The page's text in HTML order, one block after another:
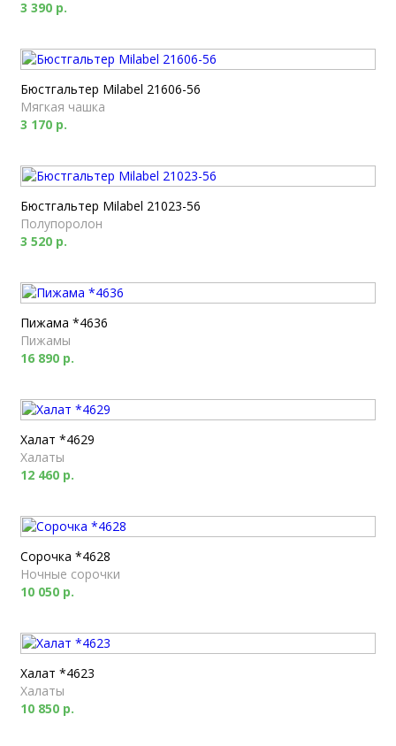
3 390 р.
Бюстгальтер Milabel 21606-56
Мягкая чашка
3 170 р.
Бюстгальтер Milabel 21023-56
Полупоролон
3 520 р.
Пижама *4636
Пижамы
16 890 р.
Халат *4629
Халаты
12 460 р.
Сорочка *4628
Ночные сорочки
10 050 р.
Халат *4623
Халаты
10 850 р.